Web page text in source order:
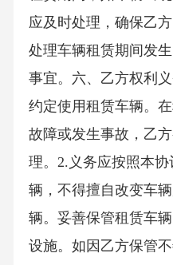
应及时处理，确保乙
处理车辆租赁期间发
事宜。六、乙方权利
约定使用租赁车辆。
故障或发生事故，乙
理。2.义务应按照本
辆，不得擅自改变车
辆。妥善保管租赁车
设施。如因乙方保管